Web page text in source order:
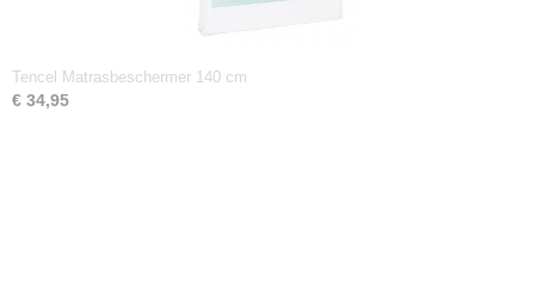
Tencel Matrasbeschermer 140 cm
€ 34,95